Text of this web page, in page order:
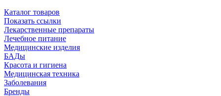
Каталог товаров
Показать ссылки
Лекарственные препараты
Лечебное питание
Медицинские изделия
БАДы
Красота и гигиена
Медицинская техника
Заболевания
Бренды